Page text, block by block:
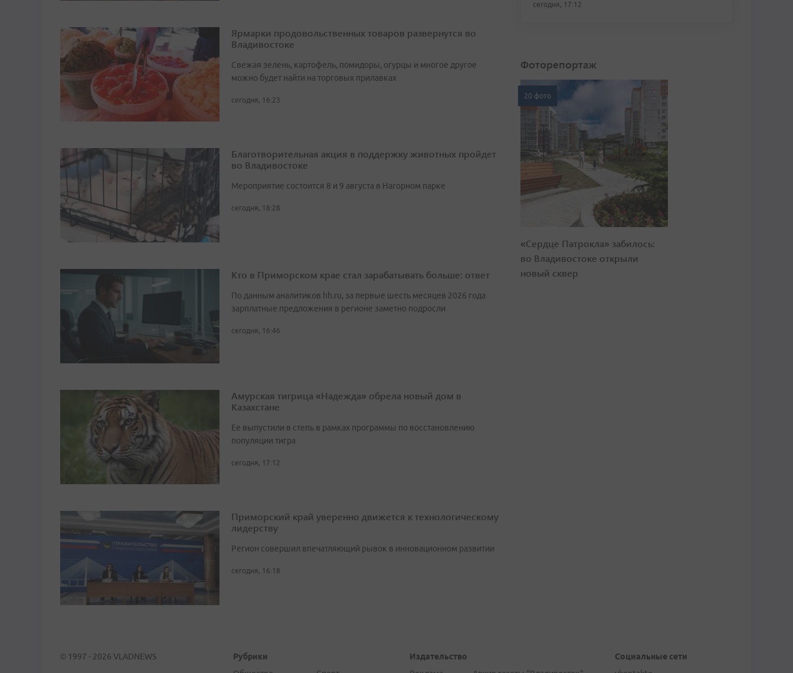
Ярмарки продовольственных товаров развернутся во
Владивостоке
Свежая зелень, картофель, помидоры, огурцы и многое другое
можно будет найти на торговых прилавках
сегодня, 16:23
Благотворительная акция в поддержку животных пройдет
во Владивостоке
Мероприятие состоится 8 и 9 августа в Нагорном парке
сегодня, 18:28
Кто в Приморском крае стал зарабатывать больше: ответ
По данным аналитиков hh.ru, за первые шесть месяцев 2026 года
зарплатные предложения в регионе заметно подросли
сегодня, 16:46
Амурская тигрица «Надежда» обрела новый дом в
Казахстане
Ее выпустили в степь в рамках программы по восстановлению
популяции тигра
сегодня, 17:12
Приморский край уверенно движется к технологическому
лидерству
Регион совершил впечатляющий рывок в инновационном развитии
сегодня, 16:18
сегодня, 17:12
Фоторепортаж
20 фото
«Сердце Патрокла» забилось:
во Владивостоке открыли
новый сквер
© 1997 - 2026 VLADNEWS
Рубрики
Издательство
Социальные сети